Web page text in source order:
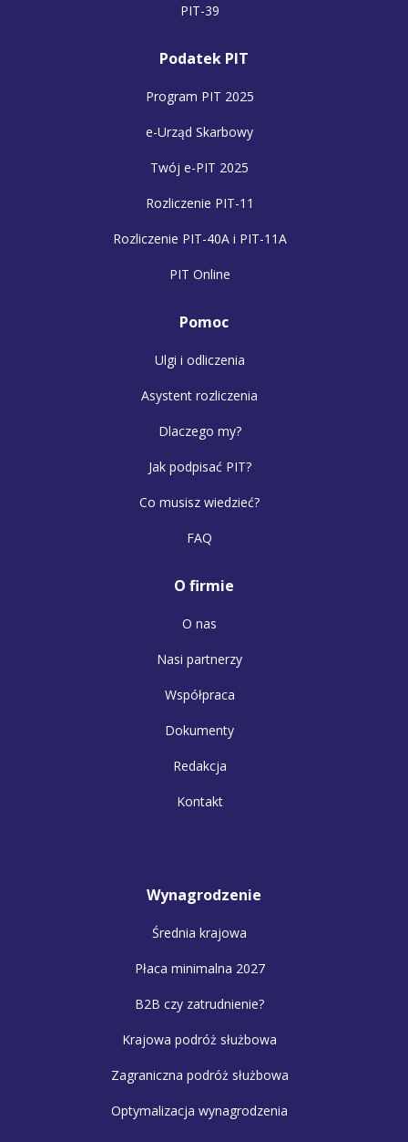
PIT-39
Podatek PIT
Program PIT 2025
e-Urząd Skarbowy
Twój e-PIT 2025
Rozliczenie PIT-11
Rozliczenie PIT-40A i PIT-11A
PIT Online
Pomoc
Ulgi i odliczenia
Asystent rozliczenia
Dlaczego my?
Jak podpisać PIT?
Co musisz wiedzieć?
FAQ
O firmie
O nas
Nasi partnerzy
Współpraca
Dokumenty
Redakcja
Kontakt
Wynagrodzenie
Średnia krajowa
Płaca minimalna 2027
B2B czy zatrudnienie?
Krajowa podróż służbowa
Zagraniczna podróż służbowa
Optymalizacja wynagrodzenia